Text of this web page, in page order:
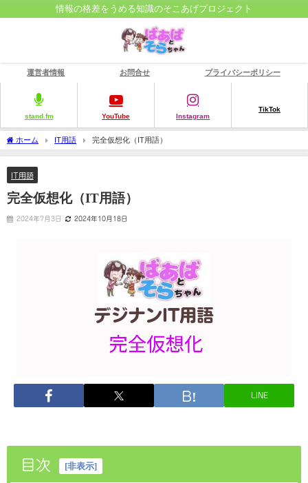
情報の格差をうめる知識のそこあげプロジェクト
運営者情報 お問合せ プライバシーポリシー
stand.fm YouTube Instagram
TikTok
ホーム IT用語 完全仮想化（IT用語）
IT用語
完全仮想化（IT用語）
2024年7月3日 2024年10月18日
LINE
目次 [非表示]